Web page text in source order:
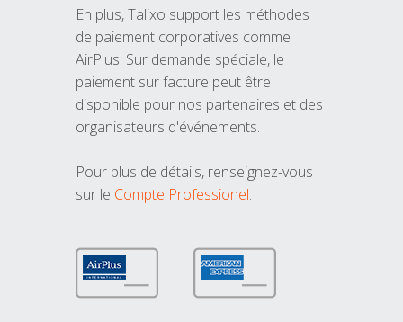
En plus, Talixo support les méthodes
de paiement corporatives comme
AirPlus. Sur demande spéciale, le
paiement sur facture peut être
disponible pour nos partenaires et des
organisateurs d'événements.
Pour plus de détails, renseignez-vous
sur le Compte Professionel.